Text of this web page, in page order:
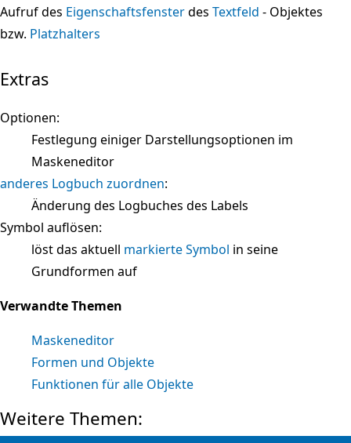
Aufruf des Eigenschaftsfensterdes Textfeld - Objektes
bzw. Platzhalters
Extras
Optionen:
Festlegung einiger Darstellungsoptionen im
Maskeneditor
anderes Logbuch zuordnen:
Änderung des Logbuches des Labels
Symbol auflösen:
löst das aktuell markierteSymbol in seine
Grundformen auf
Verwandte Themen
Maskeneditor
Formen und Objekte
Funktionen für alle Objekte
Weitere Themen: